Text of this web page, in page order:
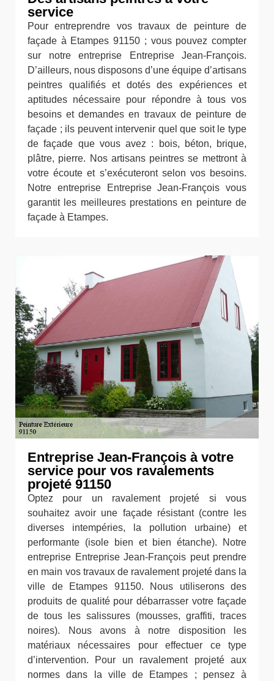
service
Pour entreprendre vos travaux de peinture de
façade à Etampes 91150 ; vous pouvez compter
sur notre entreprise Entreprise Jean-François.
D’ailleurs, nous disposons d’une équipe d’artisans
peintres qualifiés et dotés des expériences et
aptitudes nécessaire pour répondre à tous vos
besoins et demandes en travaux de peinture de
façade ; ils peuvent intervenir quel que soit le type
de façade que vous avez : bois, béton, brique,
plâtre, pierre. Nos artisans peintres se mettront à
votre écoute et s’exécuteront selon vos besoins.
Notre entreprise Entreprise Jean-François vous
garantit les meilleures prestations en peinture de
façade à Etampes.
Entreprise Jean-François à votre
service pour vos ravalements
projeté 91150
Optez pour un ravalement projeté si vous
souhaitez avoir une façade résistant (contre les
diverses intempéries, la pollution urbaine) et
performante (isole bien et bien étanche). Notre
entreprise Entreprise Jean-François peut prendre
en main vos travaux de ravalement projeté dans la
ville de Etampes 91150. Nous utiliserons des
produits de qualité pour débarrasser votre façade
de tous les salissures (mousses, graffiti, traces
noires). Nous avons à notre disposition les
matériaux nécessaires pour effectuer ce type
d’intervention. Pour un ravalement projeté aux
normes dans la ville de Etampes ; pensez à